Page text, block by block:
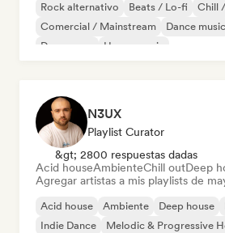
Rock alternativo Beats / Lo-fi
Chill
Comercial / Mainstream
Dance music
Dream pop
House music
N3UX
Playlist Curator
&gt; 2800 respuestas dadas
Acid houseAmbienteChill outDeep
Agregar artistas a mis playlists de
Acid house Ambiente Deep house
Indie Dance
Melodic & Progressive